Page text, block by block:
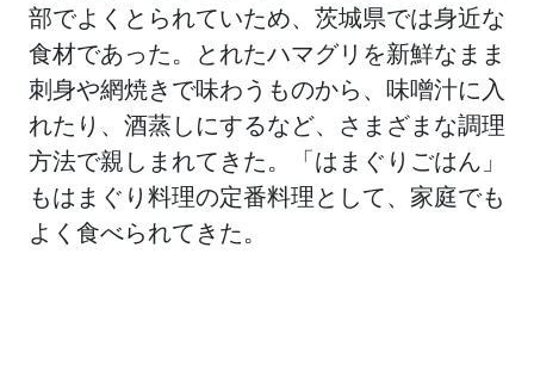
部でよくとられていため、茨城県では身近な
食材であった。とれたハマグリを新鮮なまま
刺身や網焼きで味わうものから、味噌汁に入
れたり、酒蒸しにするなど、さまざまな調理
方法で親しまれてきた。「はまぐりごはん」
もはまぐり料理の定番料理として、家庭でも
よく食べられてきた。